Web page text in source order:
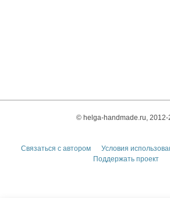
© helga-handmade.ru, 2012-
Связаться с автором Условия
Поддержать проект